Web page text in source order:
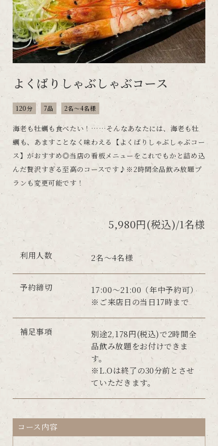
よくばりしゃぶしゃぶコース
120分 7品 2名～4名様
海老も牡蠣も食べたい！……そんなあなたには、海老も牡
蠣も、あますことなく味わえる【よくばりしゃぶしゃぶコー
ス】がおすすめ◎当店の看板メニューをこれでもかと詰め込
んだ贅沢すぎる至高のコースです♪※2時間全品飲み放題プ
ランも変更可能です！
5,980円(税込)/1名様
利用人数 2名～4名様
予約締切
17:00～21:00（年中予約可）
※ご来店日の当日17時まで
補足事項
別途2,178円(税込)で2時間全
品飲み放題をお付けできま
す。
※L.Oは終了の30分前とさせ
ていただきます。
コース内容